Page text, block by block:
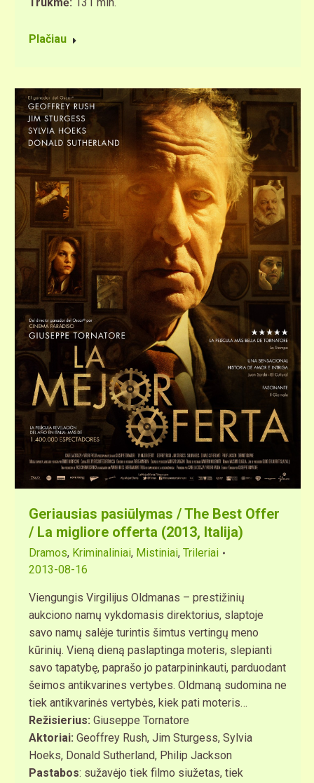
Plačiau
Geriausias pasiūlymas / The Best Offer
/ La migliore offerta (2013, Italija)
Dramos, Kriminaliniai, Mistiniai, Trileriai
2013-08-16
Viengungis Virgilijus Oldmanas – prestižinių
aukciono namų vykdomasis direktorius, slaptoje
savo namų salėje turintis šimtus vertingų meno
kūrinių. Vieną dieną paslaptinga moteris, slepianti
savo tapatybę, paprašo jo patarpininkauti, parduodant
šeimos antikvarines vertybes. Oldmaną sudomina ne
tiek antikvarinės vertybės, kiek pati moteris…
Režisierius: Giuseppe Tornatore
Aktoriai: Geoffrey Rush, Jim Sturgess, Sylvia
Hoeks, Donald Sutherland, Philip Jackson
Pastabos: sužavėjo tiek filmo siužetas, tiek